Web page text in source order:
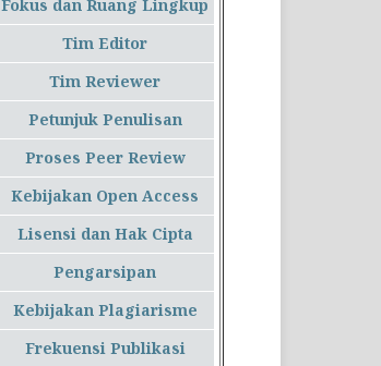
Fokus dan Ruang Lingkup
Tim Editor
Tim Reviewer
Petunjuk Penulisan
Proses Peer Review
Kebijakan Open Access
Lisensi dan Hak Cipta
Pengarsipan
Kebijakan Plagiarisme
Frekuensi Publikasi